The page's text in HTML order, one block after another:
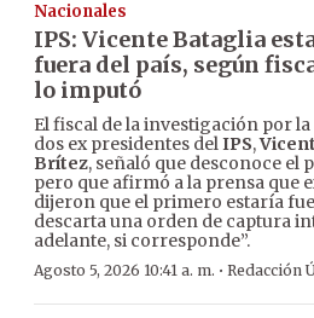
Nacionales
IPS: Vicente Bataglia
fuera del país, según
lo imputó
El fiscal de la investigación por
dos ex presidentes delIPS,
Brítez, señaló que desconoce el
pero que afirmó a la prensa que
dijeron que el primero estaría
descarta una orden de captura
adelante, si corresponde”.
Agosto 5, 2026 10:41 a. m. · Redacción